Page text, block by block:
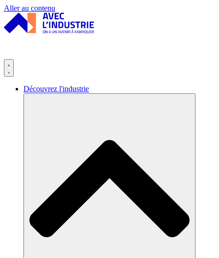
Panneau de gestion des cookies
Aller au contenu
Découvrez l'industrie